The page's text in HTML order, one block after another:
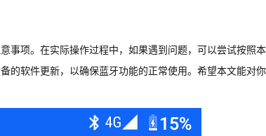
事项。在实际操作过程中，如果遇到问题，可以尝试按照
的软件更新，以确保蓝牙功能的正常使用。希望本文能对